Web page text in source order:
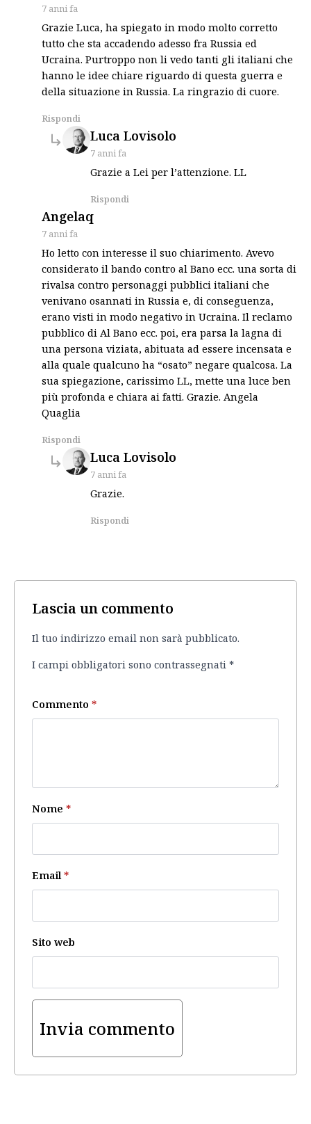
7 anni fa
Grazie Luca, ha spiegato in modo molto corretto
tutto che sta accadendo adesso fra Russia ed
Ucraina. Purtroppo non li vedo tanti gli italiani che
hanno le idee chiare riguardo di questa guerra e
della situazione in Russia. La ringrazio di cuore.
Rispondi
Luca Lovisolo
7 anni fa
Grazie a Lei per l’attenzione. LL
Rispondi
Angelaqsays:
7 anni fa
Ho letto con interesse il suo chiarimento. Avevo
considerato il bando contro al Bano ecc. una sorta di
rivalsa contro personaggi pubblici italiani che
venivano osannati in Russia e, di conseguenza,
erano visti in modo negativo in Ucraina. Il reclamo
pubblico di Al Bano ecc. poi, era parsa la lagna di
una persona viziata, abituata ad essere incensata e
alla quale qualcuno ha “osato” negare qualcosa. La
sua spiegazione, carissimo LL, mette una luce ben
più profonda e chiara ai fatti. Grazie. Angela
Quaglia
Rispondi
Luca Lovisolo
7 anni fa
Grazie.
Rispondi
Lascia un commento
Il tuo indirizzo email non sarà pubblicato.
I campi obbligatori sono contrassegnati *
Commento *
Nome *
Email *
Sito web